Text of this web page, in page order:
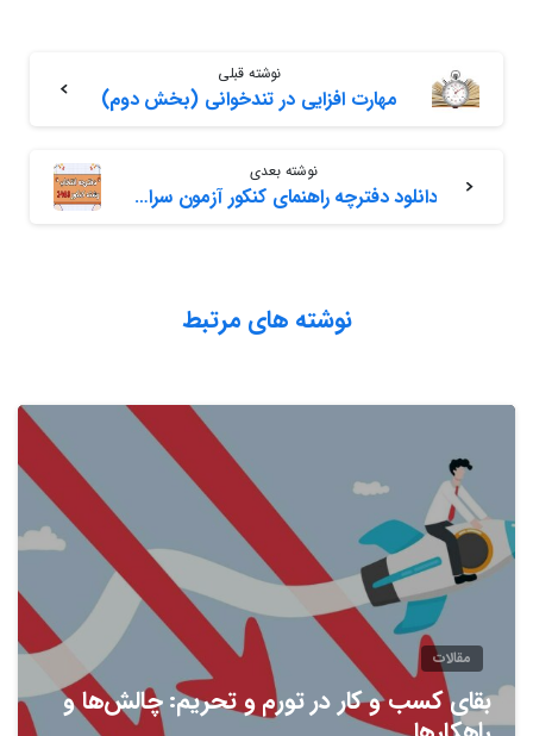
نوشته قبلی
مهارت افزایی در تندخوانی (بخش دوم)
نوشته بعدی
دانلود دفترچه راهنمای کنکور آزمون سراسری 1403
نوشته های مرتبط
مقالات
بقای کسب و کار در تورم و تحریم: چالش‌ها و